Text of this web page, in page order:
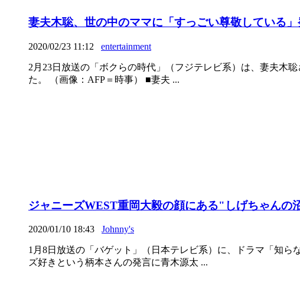
妻夫木聡、世の中のママに「すっごい尊敬している
2020/02/23 11:12 entertainment
2月23日放送の「ボクらの時代」（フジテレビ系）は、妻夫木
た。 （画像：AFP＝時事） ■妻夫 ...
ジャニーズWEST重岡大毅の顔にある"しげちゃん
2020/01/10 18:43 Johnny's
1月8日放送の「バゲット」（日本テレビ系）に、ドラマ「知
ズ好きという柄本さんの発言に青木源太 ...